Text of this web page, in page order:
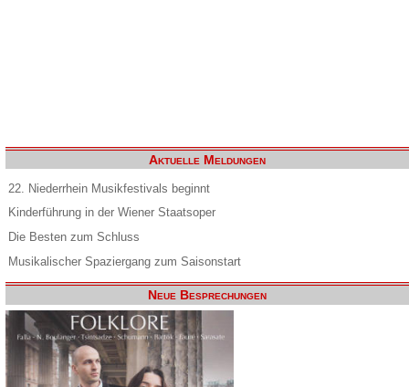
Aktuelle Meldungen
22. Niederrhein Musikfestivals beginnt
Kinderführung in der Wiener Staatsoper
Die Besten zum Schluss
Musikalischer Spaziergang zum Saisonstart
Neue Besprechungen